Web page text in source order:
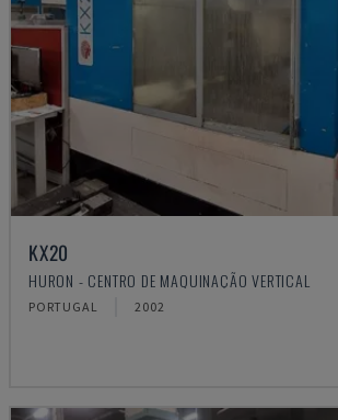
KX20
HURON - CENTRO DE MAQUINAÇÃO VERTICAL
PORTUGAL 2002